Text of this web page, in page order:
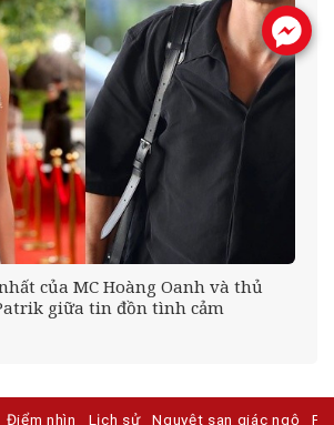
của MC Hoàng Oanh và thủ
giữa tin đồn tình cảm
Điểm nhìn Lịch sử Nguyệt san giác ngộ
.